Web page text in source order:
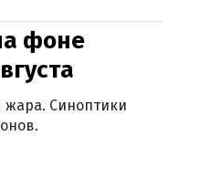
фоне
жара. Синоптики